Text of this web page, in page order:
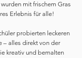
mit frischem Gras
Erlebnis für alle!
probierten leckeren
– alles direkt von der
kreativ und bemalten